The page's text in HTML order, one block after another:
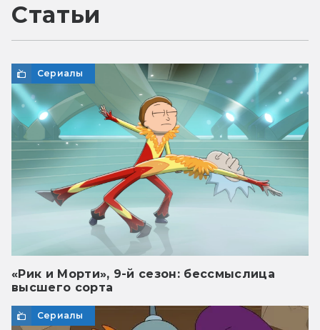
Статьи
Сериалы
«Рик и Морти», 9-й сезон: бессмыслица
высшего сорта
Сериалы